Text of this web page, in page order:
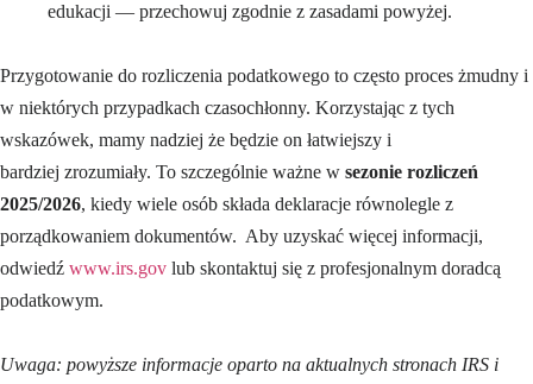
edukacji — przechowuj zgodnie z zasadami powyżej.
Przygotowanie do rozliczenia podatkowego to często proces żmudny i
w niektórych przypadkach czasochłonny. Korzystając z tych
wskazówek, mamy nadziej że będzie on łatwiejszy i
bardziej zrozumiały. To szczególnie ważne w sezonie rozliczeń
2025/2026, kiedy wiele osób składa deklaracje równolegle z
porządkowaniem dokumentów. Aby uzyskać więcej informacji,
odwiedź www.irs.gov lub skontaktuj się z profesjonalnym doradcą
podatkowym.
Uwaga: powyższe informacje oparto na aktualnych stronach IRS i